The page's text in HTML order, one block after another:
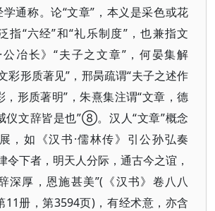
学通称。论“文章”，本义是采色或花
指“六经”和“礼乐制度”，也兼指文
冶长》“夫子之文章”，何晏集解
彩形质著见”，邢昺疏谓“夫子之述作
，形质著明”，朱熹集注谓“文章，德
仪文辞皆是也”⑧。汉人“文章”概念
，如《汉书·儒林传》引公孙弘奏
令下者，明天人分际，通古今之谊，
深厚，恩施甚美”(《汉书》卷八八
11册，第3594页)，有经术意，亦含